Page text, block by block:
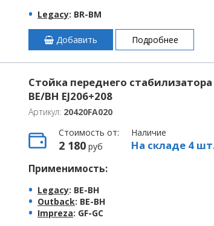
Legacy: BR-BM
Добавить Подробнее
Стойка переднего стабилизатора
BE/BH EJ206+208
Артикул: 20420FA020
Стоимость от:
2 180руб
Наличие
На складе 4
Применимость:
Legacy: BE-BH
Outback: BE-BH
Impreza: GF-GC